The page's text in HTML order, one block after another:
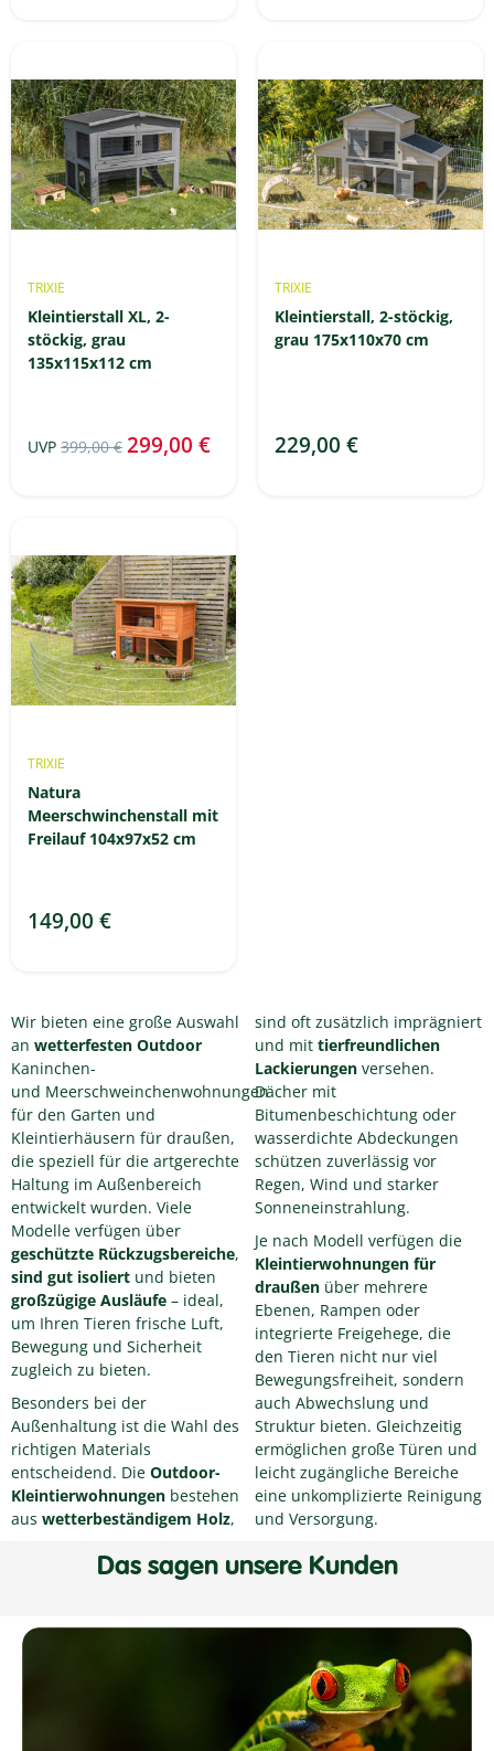
TRIXIE
Kleintierstall XL, 2-
stöckig, grau
135x115x112 cm
UVP 399,00 € 299,00 €
TRIXIE
Kleintierstall, 2-stöckig,
grau 175x110x70 cm
229,00 €
TRIXIE
Natura
Meerschwinchenstall mit
Freilauf 104x97x52 cm
149,00 €
Wir bieten eine große Auswahl
an wetterfesten Outdoor
Kaninchen-
und Meerschweinchenwohnungen
für den Garten und
Kleintierhäusern für draußen,
die speziell für die artgerechte
Haltung im Außenbereich
entwickelt wurden. Viele
Modelle verfügen über
geschützte Rückzugsbereiche,
sind gut isoliert und bieten
großzügige Ausläufe – ideal,
um Ihren Tieren frische Luft,
Bewegung und Sicherheit
zugleich zu bieten.
Besonders bei der
Außenhaltung ist die Wahl des
richtigen Materials
entscheidend. Die Outdoor-
Kleintierwohnungen bestehen
aus wetterbeständigem Holz,
sind oft zusätzlich imprägniert
und mit tierfreundlichen
Lackierungen versehen.
Dächer mit
Bitumenbeschichtung oder
wasserdichte Abdeckungen
schützen zuverlässig vor
Regen, Wind und starker
Sonneneinstrahlung.
Je nach Modell verfügen die
Kleintierwohnungen für
draußen über mehrere
Ebenen, Rampen oder
integrierte Freigehege, die
den Tieren nicht nur viel
Bewegungsfreiheit, sondern
auch Abwechslung und
Struktur bieten. Gleichzeitig
ermöglichen große Türen und
leicht zugängliche Bereiche
eine unkomplizierte Reinigung
und Versorgung.
Das sagen unsere Kunden